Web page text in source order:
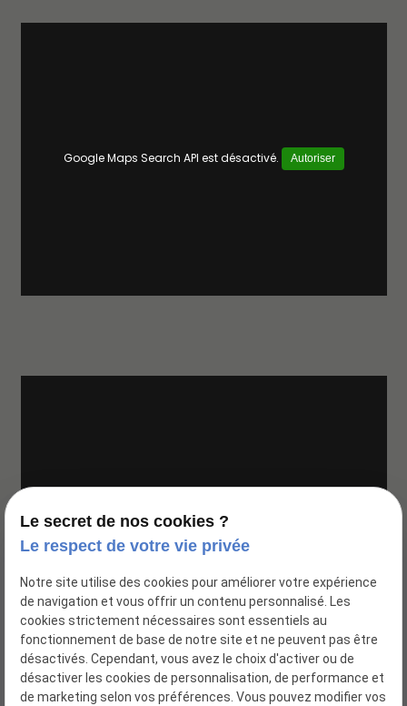
Google Maps Search API est désactivé. Autoriser
Le secret de nos cookies ?
Le respect de votre vie privée
Notre site utilise des cookies pour améliorer votre expérience
de navigation et vous offrir un contenu personnalisé. Les
cookies strictement nécessaires sont essentiels au
fonctionnement de base de notre site et ne peuvent pas être
désactivés. Cependant, vous avez le choix d'activer ou de
désactiver les cookies de personnalisation, de performance et
de marketing selon vos préférences. Vous pouvez modifier vos